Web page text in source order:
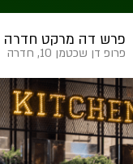
פרש דה מרקט חדרה
פרופ דן שכטמן 10, חדרה